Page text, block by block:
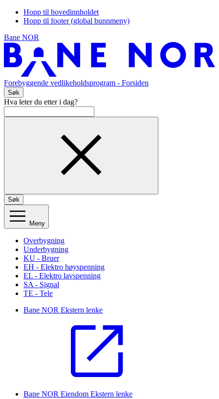
Hopp til hovedinnholdet
Hopp til footer (global bunnmeny)
Bane NOR
Forebyggende vedlikeholdsprogram - Forsiden
Søk
Hva leter du etter i dag?
Søk
Meny
Overbygning
Underbygning
KU - Bruer
EH - Elektro høyspenning
EL - Elektro lavspenning
SA - Signal
TE - Tele
Bane NOR Ekstern lenke
Bane NOR Eiendom Ekstern lenke